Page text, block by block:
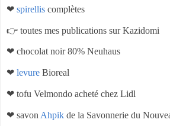
❤ spirellis complètes
👉 toutes mes publications sur Kazidomi
❤ chocolat noir 80% Neuhaus
❤ levure Bioreal
❤ tofu Velmondo acheté chez Lidl
❤ savon Ahpik de la Savonnerie du